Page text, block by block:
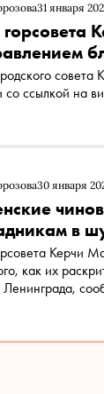
31 января
горсовета
совета
со ссылкой на
30 января
в
Керчи
как их
со ссылкой на единоросса и депутата Госдумы Александра